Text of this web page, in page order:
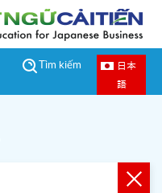
日本
語
Tìm kiếm